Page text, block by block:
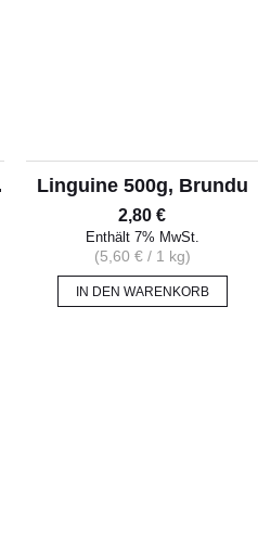
Linguine 500g, Brundu
2,80 €
Enthält 7% MwSt.
(5,60 €/ 1 kg)
IN DEN WARENKORB